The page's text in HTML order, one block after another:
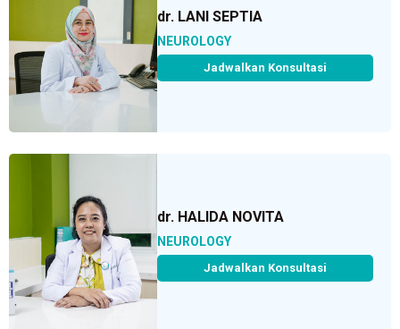
dr. LANI SEPTIA
NEUROLOGY
Jadwalkan Konsultasi
dr. HALIDA NOVITA
NEUROLOGY
Jadwalkan Konsultasi